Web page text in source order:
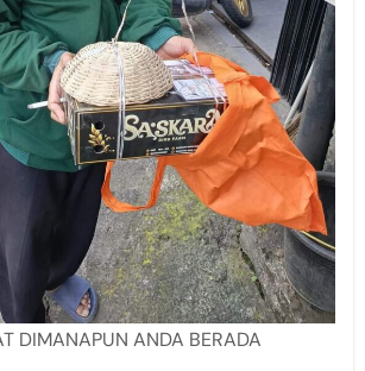
DIMANAPUN ANDA BERADA